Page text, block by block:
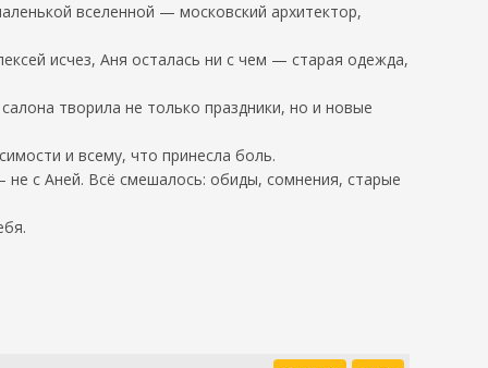
вселенной — московский архитектор,
исчез, Аня осталась ни с чем — старая одежда,
творила не только праздники, но и новые
и всему, что принесла боль.
с Аней. Всё смешалось: обиды, сомнения, старые